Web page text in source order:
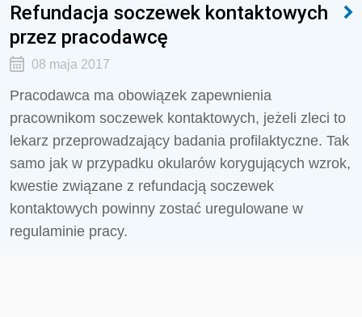
Refundacja soczewek kontaktowych
przez pracodawcę
08 maja 2017
Pracodawca ma obowiązek zapewnienia
pracownikom soczewek kontaktowych, jeżeli zleci to
lekarz przeprowadzający badania profilaktyczne. Tak
samo jak w przypadku okularów korygujących wzrok,
kwestie związane z refundacją soczewek
kontaktowych powinny zostać uregulowane w
regulaminie pracy.